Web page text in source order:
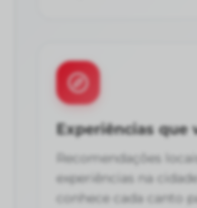
Experiências que
Recomendações
experiências na
conhece cada canto